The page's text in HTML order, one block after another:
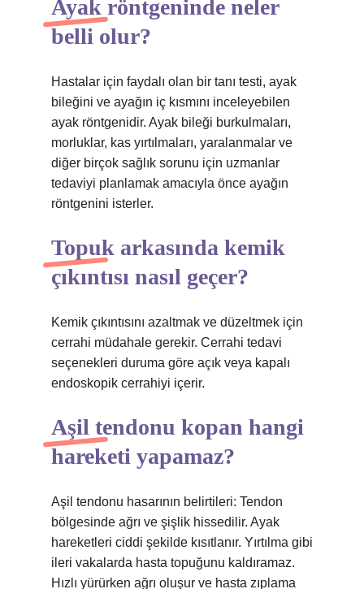
Ayak röntgeninde neler
belli olur?
Hastalar için faydalı olan bir tanı testi, ayak
bileğini ve ayağın iç kısmını inceleyebilen
ayak röntgenidir. Ayak bileği burkulmaları,
morluklar, kas yırtılmaları, yaralanmalar ve
diğer birçok sağlık sorunu için uzmanlar
tedaviyi planlamak amacıyla önce ayağın
röntgenini isterler.
Topuk arkasında kemik
çıkıntısı nasıl geçer?
Kemik çıkıntısını azaltmak ve düzeltmek için
cerrahi müdahale gerekir. Cerrahi tedavi
seçenekleri duruma göre açık veya kapalı
endoskopik cerrahiyi içerir.
Aşil tendonu kopan hangi
hareketi yapamaz?
Aşil tendonu hasarının belirtileri: Tendon
bölgesinde ağrı ve şişlik hissedilir. Ayak
hareketleri ciddi şekilde kısıtlanır. Yırtılma gibi
ileri vakalarda hasta topuğunu kaldıramaz.
Hızlı yürürken ağrı oluşur ve hasta zıplama